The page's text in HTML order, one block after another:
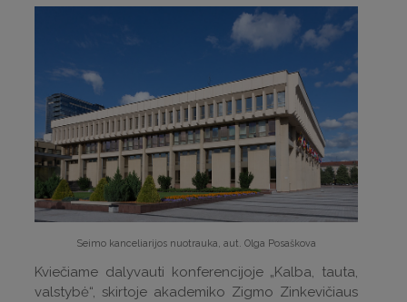
Seimo kanceliarijos nuotrauka, aut. Olga Posaškova
Kviečiame dalyvauti konferencijoje „Kalba, tauta,
valstybė“, skirtoje akademiko Zigmo Zinkevičiaus